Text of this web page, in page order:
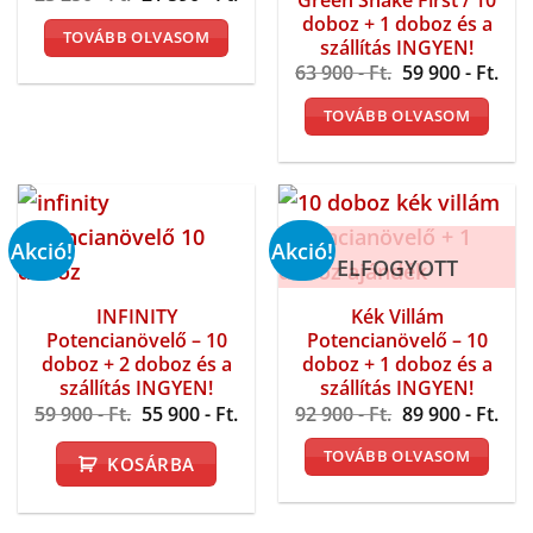
was:
23
250 -
Ft.. Ft..
TOVÁBB OLVASOM
doboz + 1 doboz és a
szállítás INGYEN!
63 900- Ft. Original
was:
63
900 -
Ft..
59 900- Ft.
Ft..
TOVÁBB OLVASOM
Akció!
INFINITY
Potencianövelő – 10
doboz + 2 doboz és a
szállítás INGYEN!
59 900- Ft. Original
was:
59
900 -
55 900- Ft.Current
KOSÁRBA
Akció!
ELFOGYOTT
Kék Villám
Potencianövelő – 10
doboz + 1 doboz és a
szállítás INGYEN!
92 900- Ft. Original
was:
92
900 -
Ft..
89 900- Ft.
Ft..
TOVÁBB OLVASOM